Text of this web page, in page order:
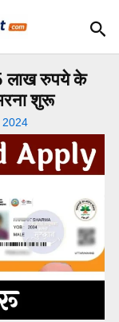
रुपये के
शुरू
2024